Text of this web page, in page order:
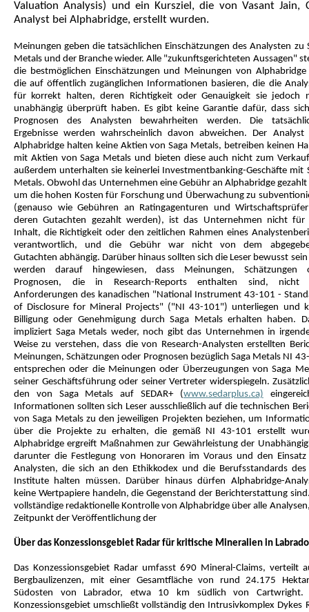
Valuation Analysis) und ein Kursziel, die von Vasant Jain,
Analyst bei Alphabridge, erstellt wurden.
Meinungen geben die tatsächlichen Einschätzungen des Analysten zu
Metals und der Branche wieder. Alle "zukunftsgerichteten Aussagen"
die bestmöglichen Einschätzungen und Meinungen von Alphabridge
die auf öffentlich zugänglichen Informationen basieren, die die
für korrekt halten, deren Richtigkeit oder Genauigkeit sie jedoch
unabhängig überprüft haben. Es gibt keine Garantie dafür, dass
Prognosen des Analysten bewahrheiten werden. Die
Ergebnisse werden wahrscheinlich davon abweichen. Der Analyst
Alphabridge halten keine Aktien von Saga Metals, betreiben keinen
mit Aktien von Saga Metals und bieten diese auch nicht zum
außerdem unterhalten sie keinerlei Investmentbanking-Geschäfte mit
Metals. Obwohl das Unternehmen eine Gebühr an Alphabridge
um die hohen Kosten für Forschung und Überwachung zu
(genauso wie Gebühren an Ratingagenturen und
deren Gutachten gezahlt werden), ist das Unternehmen nicht für
Inhalt, die Richtigkeit oder den zeitlichen Rahmen eines
verantwortlich, und die Gebühr war nicht von dem
Gutachten abhängig. Darüber hinaus sollten sich die Leser bewusst
werden darauf hingewiesen, dass Meinungen, Schätzungen
Prognosen, die in Research-Reports enthalten sind, nicht
Anforderungen des kanadischen "National Instrument 43-101 -
of Disclosure for Mineral Projects" ("NI 43-101") unterliegen und
Billigung oder Genehmigung durch Saga Metals erhalten haben.
impliziert Saga Metals weder, noch gibt das Unternehmen in
Weise zu verstehen, dass die von Research-Analysten erstellten
Meinungen, Schätzungen oder Prognosen bezüglich Saga Metals NI
entsprechen oder die Meinungen oder Überzeugungen von Saga
seiner Geschäftsführung oder seiner Vertreter widerspiegeln.
den von Saga Metals auf SEDAR+ (www.sedarplus.ca)
Informationen sollten sich Leser ausschließlich auf die technischen
von Saga Metals zu den jeweiligen Projekten beziehen, um
über die Projekte zu erhalten, die gemäß NI 43-101 erstellt
Alphabridge ergreift Maßnahmen zur Gewährleistung der
darunter die Festlegung von Honoraren im Voraus und den
Analysten, die sich an den Ethikkodex und die Berufsstandards des
Institute halten müssen. Darüber hinaus dürfen Alphabridge-
keine Wertpapiere handeln, die Gegenstand der Berichterstattung
vollständige redaktionelle Kontrolle von Alphabridge über alle
Zeitpunkt der Veröffentlichung der
Über das Konzessionsgebiet Radar für kritische Mineralien in
Das Konzessionsgebiet Radar umfasst 690 Mineral-Claims, verteilt
Bergbaulizenzen, mit einer Gesamtfläche von rund 24.175
Südosten von Labrador, etwa 10 km südlich von Cartwright.
Konzessionsgebiet umschließt vollständig den Intrusivkomplex Dykes